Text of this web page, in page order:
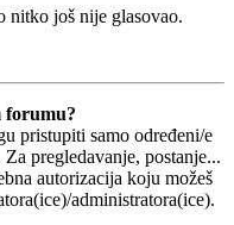
nitko još nije glasovao.
forumu?
pristupiti samo određeni/e
pregledavanje, postanje...
autorizacija koju možeš
administratora(ice).